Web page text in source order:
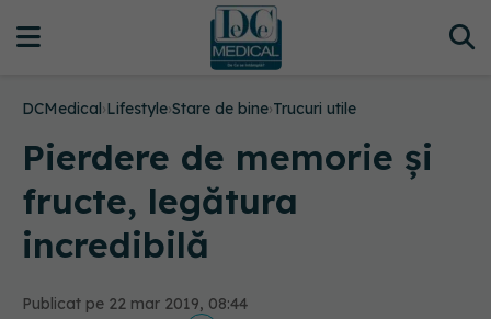
DCMedical›Lifestyle›Stare de bine›Trucuri utile
Pierdere de memorie și
fructe, legătura
incredibilă
Publicat pe 22 mar 2019, 08:44